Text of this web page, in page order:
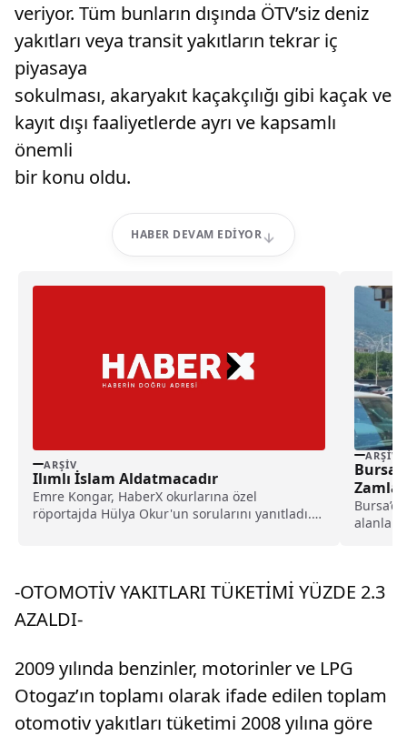
veriyor. Tüm bunların dışında ÖTV’siz deniz
yakıtları veya transit yakıtların tekrar iç
piyasaya
sokulması, akaryakıt kaçakçılığı gibi kaçak ve
kayıt dışı faaliyetlerde ayrı ve kapsamlı
önemli
bir konu oldu.
HABER DEVAM EDIYOR
ARŞIV
Ilımlı İslam Aldatmacadır
Emre Kongar, HaberX okurlarına özel
röportajda Hülya Okur'un sorularını yanıtladı.
daha geleneksel bir adamımdır... Peki, niye
üniversitede öğrencinin türban takması yasak...
Herkesin Allah’ı, peygamberi, mezhebi, hatta
bazı genel ilkelerde birleşiyoruz... CHP’nin
birinci parti olma olasılığı zayıf da olsa ortaya
çıktı...
ARŞIV
Bursa
-OTOMOTİV YAKITLARI TÜKETİMİ YÜZDE 2.3
AZALDI-
2009 yılında benzinler, motorinler ve LPG
Otogaz’ın toplamı olarak ifade edilen toplam
otomotiv yakıtları tüketimi 2008 yılına göre